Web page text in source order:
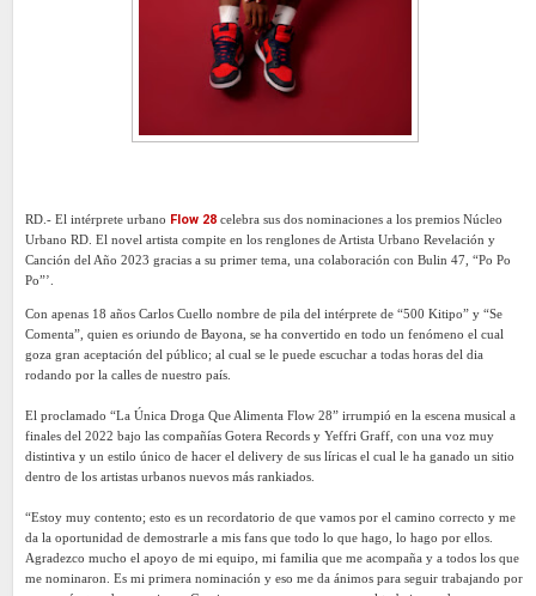
RD.- El intérprete urbano Flow 28 celebra sus dos nominaciones a los premios Núcleo
Urbano RD. El novel artista compite en los renglones de Artista Urbano Revelación y
Canción del Año 2023 gracias a su primer tema, una colaboración con Bulin 47, “Po Po
Po”’.
Con apenas 18 años Carlos Cuello nombre de pila del intérprete de “500 Kitipo” y “Se
Comenta”, quien es oriundo de Bayona, se ha convertido en todo un fenómeno el cual
goza gran aceptación del público; al cual se le puede escuchar a todas horas del dia
rodando por la calles de nuestro país.
El proclamado “La Única Droga Que Alimenta Flow 28” irrumpió en la escena musical a
finales del 2022 bajo las compañías Gotera Records y Yeffri Graff, con una voz muy
distintiva y un estilo único de hacer el delivery de sus líricas el cual le ha ganado un sitio
dentro de los artistas urbanos nuevos más rankiados.
“Estoy muy contento; esto es un recordatorio de que vamos por el camino correcto y me
da la oportunidad de demostrarle a mis fans que todo lo que hago, lo hago por ellos.
Agradezco mucho el apoyo de mi equipo, mi familia que me acompaña y a todos los que
me nominaron. Es mi primera nominación y eso me da ánimos para seguir trabajando por